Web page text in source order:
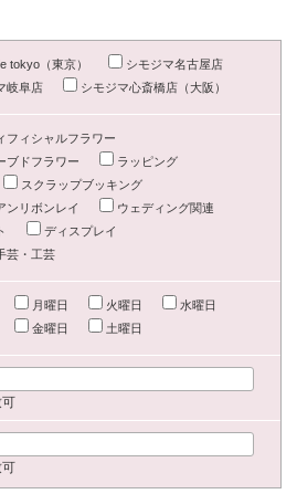
tokyo（東京）
シモジマ名古屋店
岐阜店
シモジマ心斎橋店（大阪）
フィシャルフラワー
ブドフラワー
ラッピング
スクラップブッキング
ンリボンレイ
ウェディング関連
ディスプレイ
芸・工芸
月曜日 火曜日
水曜日
金曜日 土曜日